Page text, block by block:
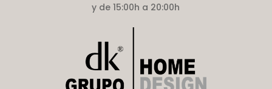
y de 15:00h a 20:00h